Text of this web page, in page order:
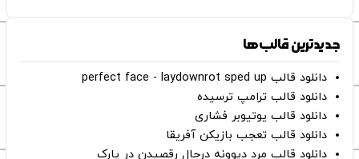
جدیدترین قالب‌ها
دانلود قالب perfect face - laydownrot sped up
دانلود قالب ترامپ ترسیده
دانلود قالب یوتیوبر فشاری
دانلود قالب تعجب بازیکن آفریقا
دانلود قالب مرد دیوونه درحال رقصیدن در پارک